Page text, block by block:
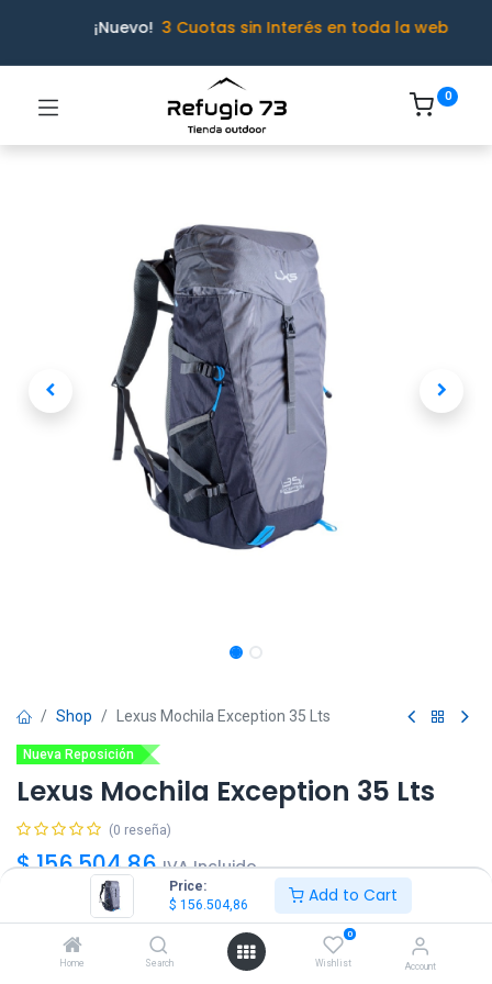
Price:
$ 156.504,86 Add to Cart
Home Search
0
Wishlist Account
¡Nuevo! 3 Cuotas sin Interés en toda la web
0
Shop Lexus Mochila Exception 35 Lts
Nueva Reposición
Lexus Mochila Exception 35 Lts
(0 reseña)
$156.504,86 IVA Incluido